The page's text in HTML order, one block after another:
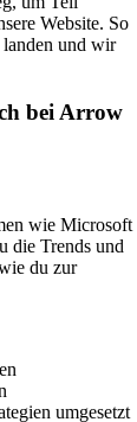
Website. So
landen und wir
bei Arrow
wie Microsoft
die Trends und
du zur
umgesetzt